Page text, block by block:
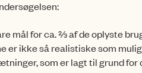
for ca. ⅔ af de oplyste
ikke så realistiske som
som er lagt til grund for